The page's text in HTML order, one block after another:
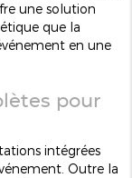
une solution
que la
en une
pour
intégrées
Outre la